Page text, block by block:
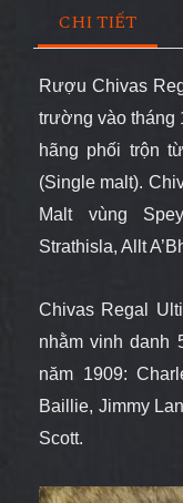
CHI TIẾT
Rượu Chivas
trường vào tháng
hãng phối trộn
(Single malt).
Malt vùng
Strathisla, Allt
Chivas Regal
nhằm vinh danh
năm 1909:
Baillie, Jimmy
Scott.